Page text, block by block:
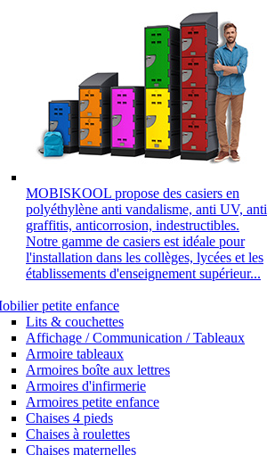
MOBISKOOL propose des casiers en
polyéthylène anti vandalisme, anti UV, anti
graffitis, anticorrosion, indestructibles.
Notre gamme de casiers est idéale pour
l'installation dans les collèges, lycées et les
établissements d'enseignement supérieur...
petite enfance
Lits & couchettes
Affichage / Communication / Tableaux
Armoire tableaux
Armoires boîte aux lettres
Armoires d'infirmerie
Armoires petite enfance
Chaises 4 pieds
Chaises à roulettes
Chaises maternelles